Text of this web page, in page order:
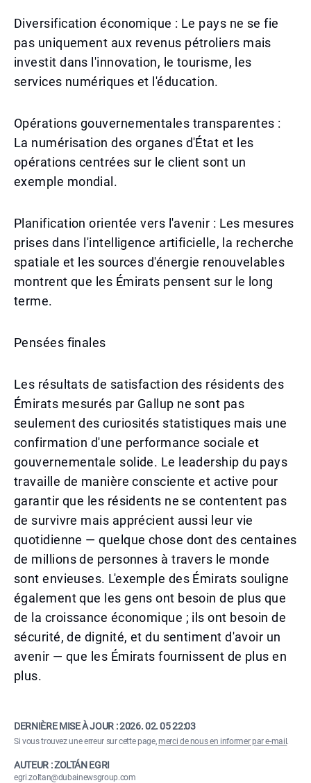
Diversification économique : Le pays ne se fie
pas uniquement aux revenus pétroliers mais
investit dans l'innovation, le tourisme, les
services numériques et l'éducation.
Opérations gouvernementales transparentes :
La numérisation des organes d'État et les
opérations centrées sur le client sont un
exemple mondial.
Planification orientée vers l'avenir : Les mesures
prises dans l'intelligence artificielle, la recherche
spatiale et les sources d'énergie renouvelables
montrent que les Émirats pensent sur le long
terme.
Pensées finales
Les résultats de satisfaction des résidents des
Émirats mesurés par Gallup ne sont pas
seulement des curiosités statistiques mais une
confirmation d'une performance sociale et
gouvernementale solide. Le leadership du pays
travaille de manière consciente et active pour
garantir que les résidents ne se contentent pas
de survivre mais apprécient aussi leur vie
quotidienne — quelque chose dont des centaines
de millions de personnes à travers le monde
sont envieuses. L'exemple des Émirats souligne
également que les gens ont besoin de plus que
de la croissance économique ; ils ont besoin de
sécurité, de dignité, et du sentiment d'avoir un
avenir — que les Émirats fournissent de plus en
plus.
DERNIÈRE MISE À JOUR :2026. 02. 05 22:03
Si vous trouvez une erreur sur cette page,merci de nous en informer par e-mail .
AUTEUR : ZOLTÁN EGRI
egri.zoltan@dubainewsgroup.com